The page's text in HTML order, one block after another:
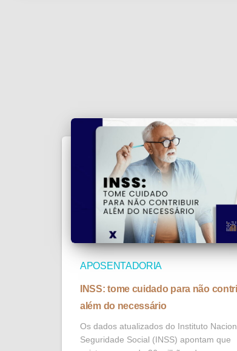
APOSENTADORIA
INSS: tome cuidado para não
além do necessário
Os dados atualizados do Instituto
Seguridade Social (INSS) apontam que